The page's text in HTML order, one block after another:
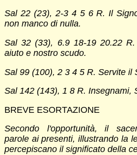
Sal 22 (23), 2-3 4 5 6 R. Il
non manco di nulla.
Sal 32 (33), 6.9 18-19 20.22
aiuto e nostro scudo.
Sal 99 (100), 2 3 4 5 R. Servite il
Sal 142 (143), 1 8 R. Insegnami,
BREVE ESORTAZIONE
Secondo l'opportunità, il
parole ai presenti, illustrando la
percepiscano il significato della